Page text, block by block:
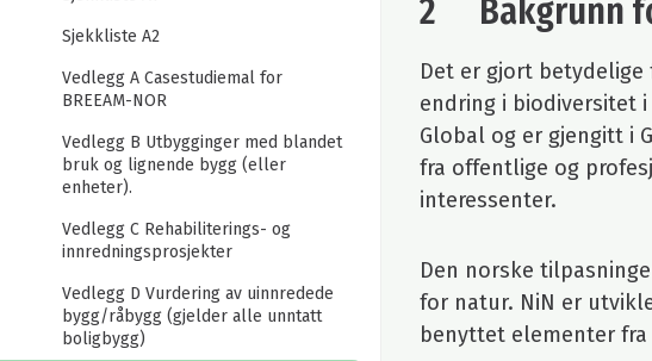
Sjekkliste A2
Vedlegg A Casestudiemal for
BREEAM-NOR
Vedlegg B Utbygginger med blandet
bruk og lignende bygg (eller
enheter).
Vedlegg C Rehabiliterings- og
innredningsprosjekter
Vedlegg D Vurdering av uinnredede
bygg/råbygg (gjelder alle unntatt
boligbygg)
2 Bakgrunn
Det er gjort betydelige
endring i biodiversitet
Global og er gjengitt i
fra offentlige og
interessenter.
Den norske
for natur. NiN er
benyttet elementer